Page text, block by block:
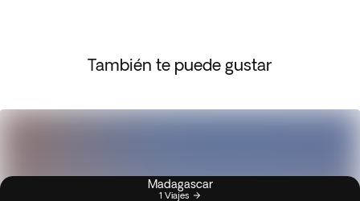
También te puede gustar
Madagascar
1 Viajes